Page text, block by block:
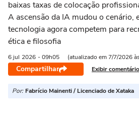
baixas taxas de colocação
A ascensão da IA ​​mudou o cenário,
tecnologia agora competem para
ética e filosofia
6 jul 2026 - 09h05 (atualizado em 7/7/2026
Compartilhar Exibir
Por: Fabrício Mainenti / Licenciado de Xataka